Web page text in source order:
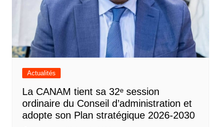
Actualités
La CANAM tient sa 32ᵉ session
ordinaire du Conseil d’administration et
adopte son Plan stratégique 2026-2030